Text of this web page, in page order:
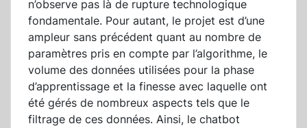
n’observe pas là de rupture technologique
fondamentale. Pour autant, le projet est d’une
ampleur sans précédent quant au nombre de
paramètres pris en compte par l’algorithme, le
volume des données utilisées pour la phase
d’apprentissage et la finesse avec laquelle ont
été gérés de nombreux aspects tels que le
filtrage de ces données. Ainsi, le chatbot